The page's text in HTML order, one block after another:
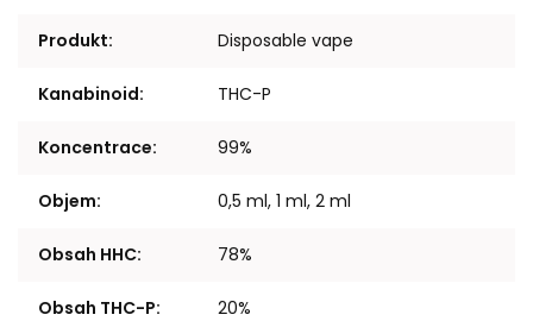
Produkt: Disposable vape
Kanabinoid: THC-P
Koncentrace: 99%
Objem: 0,5 ml, 1 ml, 2 ml
Obsah HHC: 78%
Obsah THC-P: 20%